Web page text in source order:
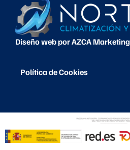
Diseño web por AZCA Marketing
Política de Cookies